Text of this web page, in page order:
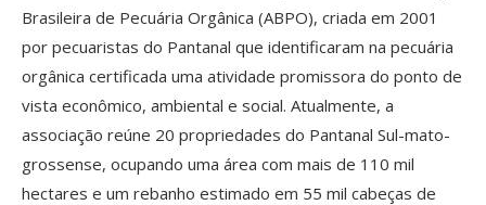
Brasileira de Pecuária Orgânica (ABPO), criada em 2001
por pecuaristas do Pantanal que identificaram na pecuária
orgânica certificada uma atividade promissora do ponto de
vista econômico, ambiental e social. Atualmente, a
associação reúne 20 propriedades do Pantanal Sul-mato-
grossense, ocupando uma área com mais de 110 mil
hectares e um rebanho estimado em 55 mil cabeças de